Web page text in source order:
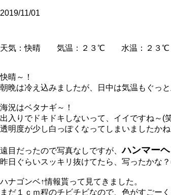
2019/11/01
天気：快晴 気温：２３℃ 水温：２３
快晴～！
朝晩は冷え込みましたが、日中は気温もぐっ
海況はベタナギ～！
出入りでドキドキしないって、イイですね～(笑
透明度が少し白っぽくなってしまいましたかね
遠目だったので写真なしですが、ハンマー
昨日ぐらいスッキリ抜けてたら、写ったかな？
ハナゴンベ↑情報貰って見てきました。
まだ１ｃｍ程のチビチビなので、色がすごー